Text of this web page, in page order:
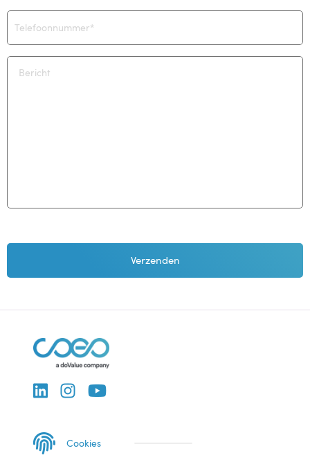
Cookies